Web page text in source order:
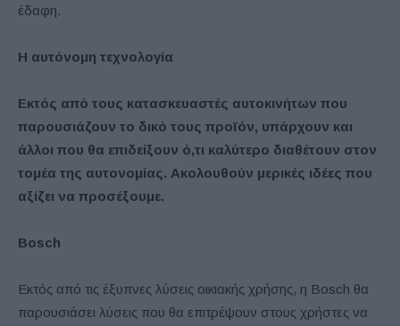
έδαφη.
H αυτόνομη τεχνολογία
Εκτός από τους κατασκευαστές αυτοκινήτων που
παρουσιάζουν το δικό τους προϊόν, υπάρχουν και
άλλοι που θα επιδείξουν ό,τι καλύτερο διαθέτουν στον
τομέα της αυτονομίας. Ακολουθούν μερικές ιδέες που
αξίζει να προσέξουμε.
Bosch
Εκτός από τις έξυπνες λύσεις οικιακής χρήσης, η Bosch θα
παρουσιάσει λύσεις που θα επιτρέψουν στους χρήστες να